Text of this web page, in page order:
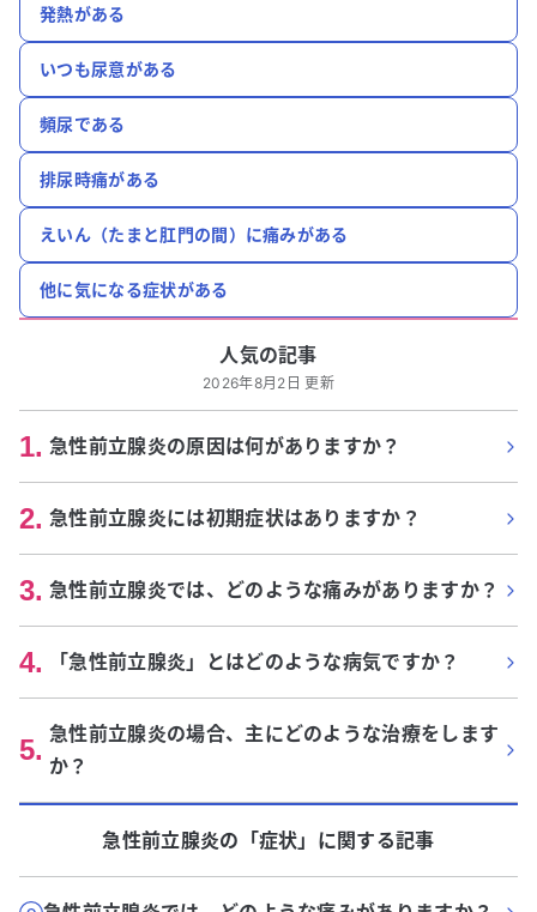
発熱がある
いつも尿意がある
頻尿である
排尿時痛がある
えいん（たまと肛門の間）に痛みがある
他に気になる症状がある
人気の記事
2026年8月2日 更新
1. 急性前立腺炎の原因は何がありますか？
2. 急性前立腺炎には初期症状はありますか？
3. 急性前立腺炎では、どのような痛みがありますか？
4. 「急性前立腺炎」とはどのような病気ですか？
5. 急性前立腺炎の場合、主にどのような治療をします
か？
急性前立腺炎の「症状」に関する記事